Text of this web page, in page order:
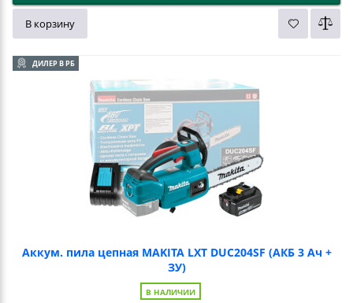
В корзину
ДИЛЕР В РБ
Аккум. пила цепная MAKITA LXT DUC204SF (АКБ 3 Ач +
ЗУ)
В НАЛИЧИИ